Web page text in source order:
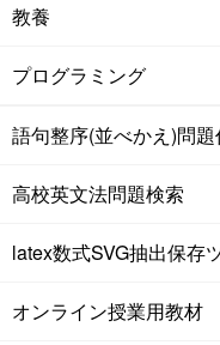
教養
プログラミング
語句整序(並べかえ)問
高校英文法問題検索
latex数式SVG抽出保存
オンライン授業用教材